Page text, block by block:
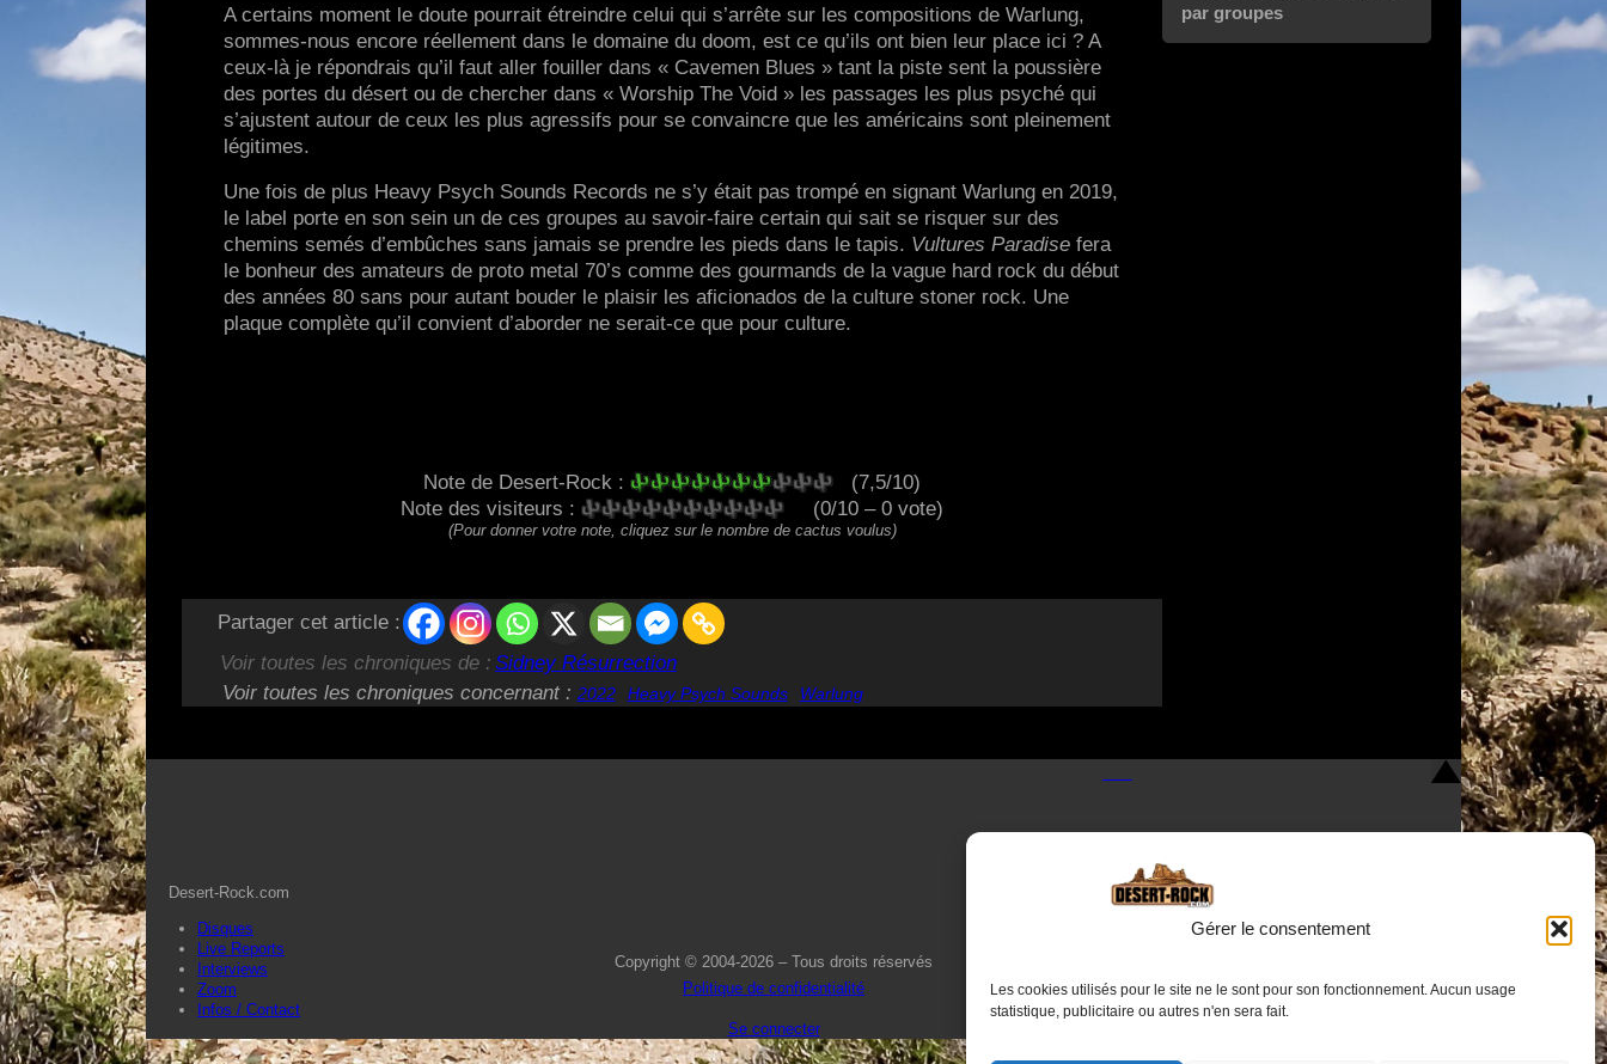
Gérer le consentement
Les cookies utilisés pour le site ne le sont pour son fonctionnement. Aucun usage
statistique, publicitaire ou autres n'en sera fait.
A certains moment le doute pourrait étreindre celui qui s’arrête sur les compositions de Warlung,
sommes-nous encore réellement dans le domaine du doom, est ce qu’ils ont bien leur place ici ? A
ceux-là je répondrais qu’il faut aller fouiller dans « Cavemen Blues » tant la piste sent la poussière
des portes du désert ou de chercher dans « Worship The Void » les passages les plus psyché qui
s’ajustent autour de ceux les plus agressifs pour se convaincre que les américains sont pleinement
légitimes.
Une fois de plus Heavy Psych Sounds Records ne s’y était pas trompé en signant Warlung en 2019,
le label porte en son sein un de ces groupes au savoir-faire certain qui sait se risquer sur des
chemins semés d’embûches sans jamais se prendre les pieds dans le tapis. Vultures Paradise fera
le bonheur des amateurs de proto metal 70’s comme des gourmands de la vague hard rock du début
des années 80 sans pour autant bouder le plaisir les aficionados de la culture stoner rock. Une
plaque complète qu’il convient d’aborder ne serait-ce que pour culture.
Note de Desert-Rock :
(7,5/10)
Note des visiteurs :
(0/10 – 0 vote)
(Pour donner votre note, cliquez sur le nombre de cactus voulus)
Partager cet article :
Voir toutes les chroniques de : Sidney Résurrection
Voir toutes les chroniques concernant : 2022 Heavy Psych Sounds Warlung
par groupes
Desert-Rock.com
Disques
Live Reports
Interviews
Zoom
Infos / Contact
Copyright © 2004-2026 – Tous droits réservés
Politique de confidentialité
Se connecter
Nous contacter